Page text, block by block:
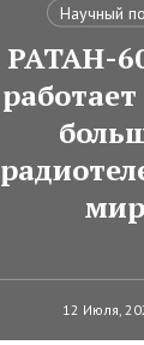
Научный
РАТАН-
12 Июля,